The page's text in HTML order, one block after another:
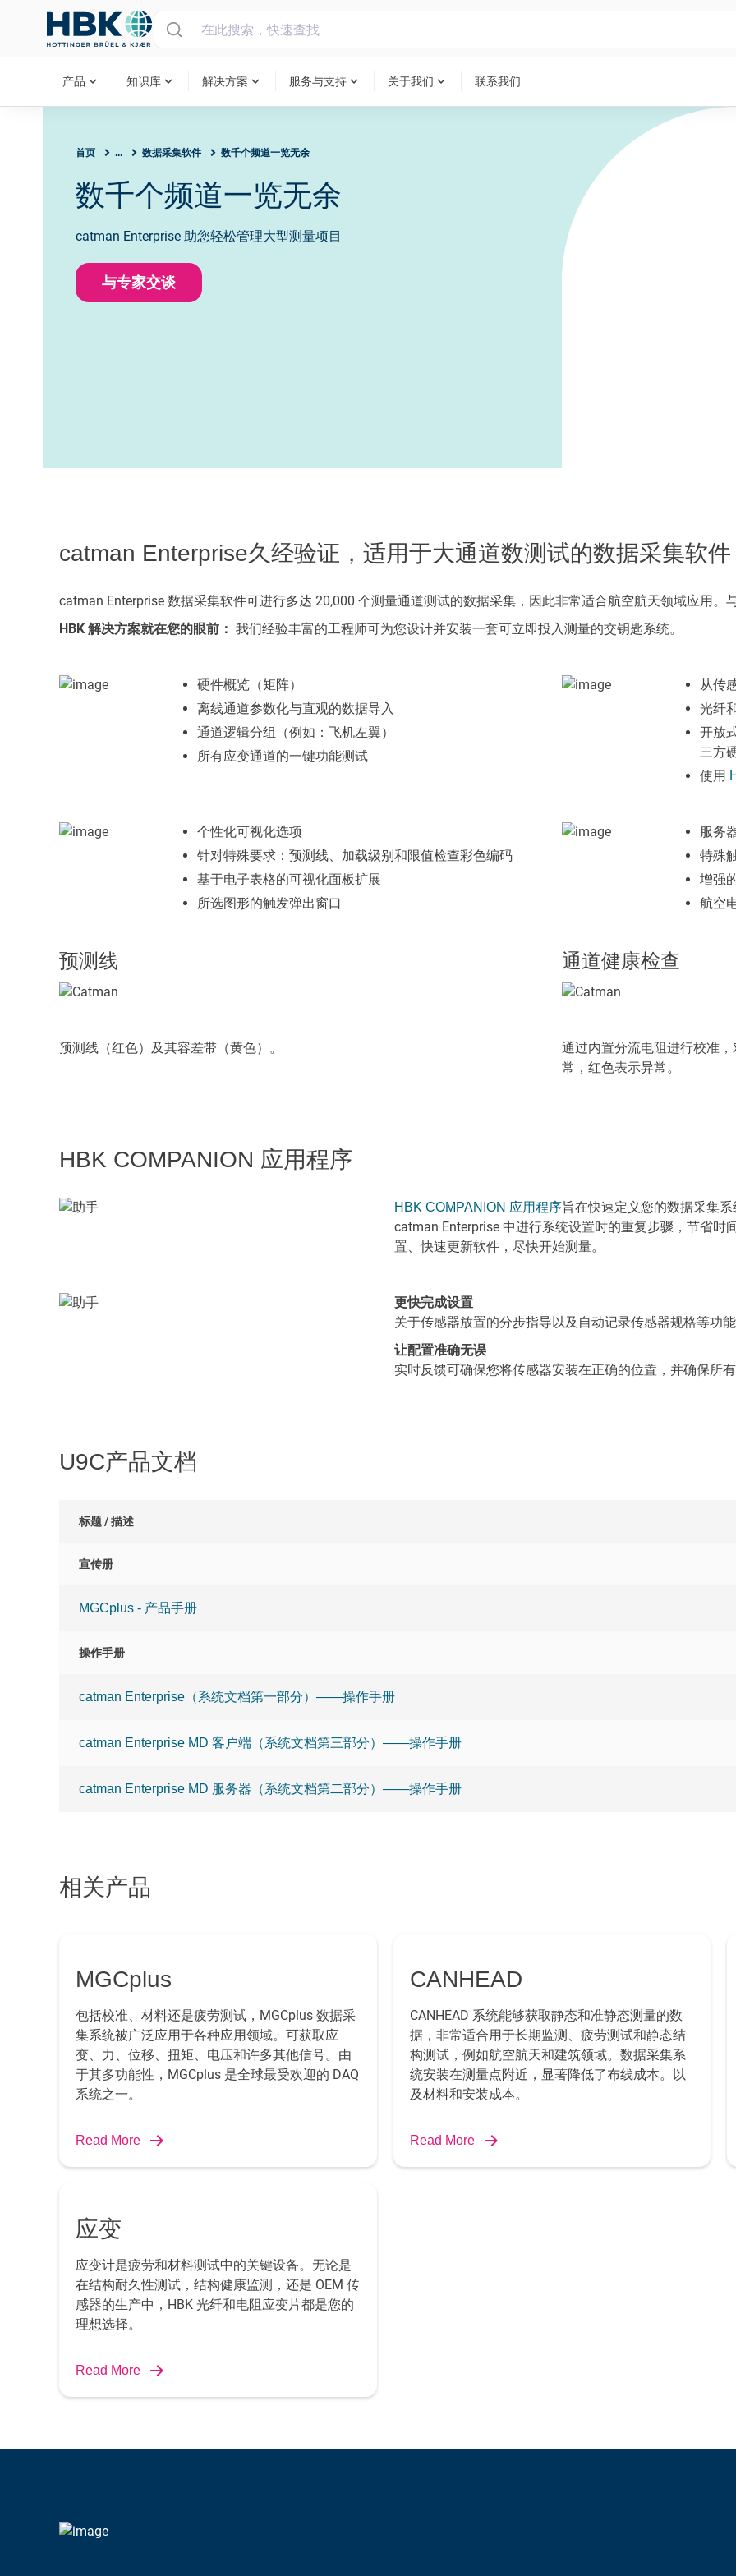
产品 expand_more 知识库 expand_more 解决方案 expand_more 服务与支持 expand_more 关于我们 expand_more 联系我们
首页 ... 数据采集软件 数千个频道一览无余
数千个频道一览无余
catman Enterprise 助您轻松管理大型测量项目
与专家交谈
catman Enterprise久经验证，适用于大通道数测试的数据采集软件
catman Enterprise 数据采集软件可进行多达 20,000 个测量通道测试的数据采集，因此非常适合航空航天领域应用。
HBK 解决方案就在您的眼前： 我们经验丰富的工程师可为您设计并安装一套可立即投入测量的交钥匙系统。
硬件概览（矩阵）
离线通道参数化与直观的数据导入
通道逻辑分组（例如：飞机左翼）
所有应变通道的一键功能测试
从传
光纤
开放
三方
使用
个性化可视化选项
针对特殊要求：预测线、加载级别和限值检查彩色编码
基于电子表格的可视化面板扩展
所选图形的触发弹出窗口
服务
特殊
增强
航空
预测线
预测线（红色）及其容差带（黄色）。
通道健康检查
通过内置分流电阻进行校准
常，红色表示异常。
HBK COMPANION 应用程序
HBK COMPANION 应用程序旨在快速定义您的数据采集
catman Enterprise 中进行系统设置时的重复步骤，节省
置、快速更新软件，尽快开始测量。
更快完成设置
关于传感器放置的分步指导以及自动记录传感器规格等功
让配置准确无误
实时反馈可确保您将传感器安装在正确的位置，并确保所
U9C产品文档
标题 / 描述
宣传册
MGCplus - 产品手册
操作手册
catman Enterprise（系统文档第一部分）——操作手册
catman Enterprise MD 客户端（系统文档第三部分）——操作手册
catman Enterprise MD 服务器（系统文档第二部分）——操作手册
相关产品
MGCplus
包括校准、材料还是疲劳测试，MGCplus 数据采
集系统被广泛应用于各种应用领域。可获取应
变、力、位移、扭矩、电压和许多其他信号。由
于其多功能性，MGCplus 是全球最受欢迎的 DAQ
系统之一。
Read More
CANHEAD
CANHEAD 系统能够获取静态和准静态测量的数
据，非常适合用于长期监测、疲劳测试和静态结
构测试，例如航空航天和建筑领域。数据采集系
统安装在测量点附近，显著降低了布线成本。以
及材料和安装成本。
Read More
应变
应变计是疲劳和材料测试中的关键设备。无论是
在结构耐久性测试，结构健康监测，还是 OEM 传
感器的生产中，HBK 光纤和电阻应变片都是您的
理想选择。
Read More